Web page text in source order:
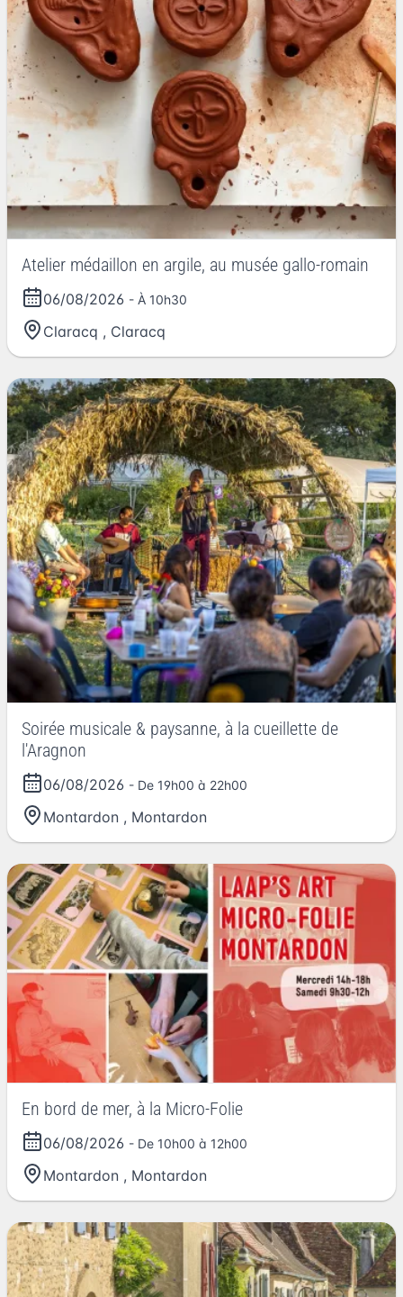
Atelier médaillon en argile, au musée gallo-romain
06/08/2026 - À 10h30
Claracq , Claracq
Soirée musicale & paysanne, à la cueillette de
l'Aragnon
06/08/2026 - De 19h00 à 22h00
Montardon , Montardon
En bord de mer, à la Micro-Folie
06/08/2026 - De 10h00 à 12h00
Montardon , Montardon